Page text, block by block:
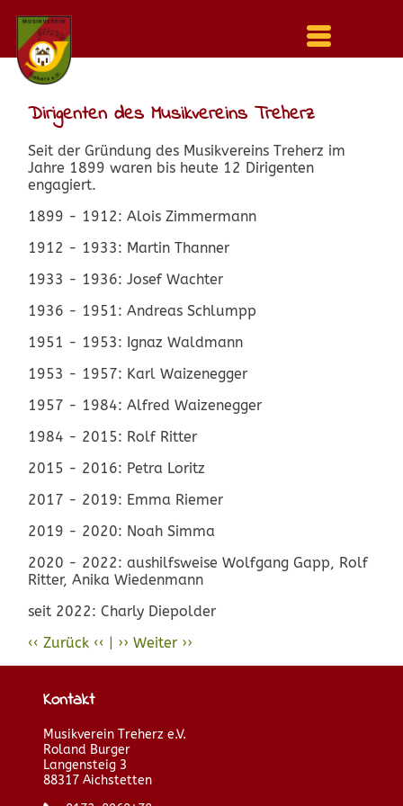
Menu
auf-
Dirigenten des Musikvereins Treherz
Seit der Gründung des Musikvereins Treherz im
Jahre 1899 waren bis heute 12 Dirigenten
engagiert.
1899 - 1912: Alois Zimmermann
1912 - 1933: Martin Thanner
1933 - 1936: Josef Wachter
1936 - 1951: Andreas Schlumpp
1951 - 1953: Ignaz Waldmann
1953 - 1957: Karl Waizenegger
1957 - 1984: Alfred Waizenegger
1984 - 2015: Rolf Ritter
2015 - 2016: Petra Loritz
2017 - 2019: Emma Riemer
2019 - 2020: Noah Simma
2020 - 2022: aushilfsweise Wolfgang Gapp, Rolf
Ritter, Anika Wiedenmann
seit 2022: Charly Diepolder
Vorheriger
Zurück
Nächster
Weiter
Kontakt
Musikverein Treherz e.V.
Roland Burger
Langensteig 3
88317 Aichstetten